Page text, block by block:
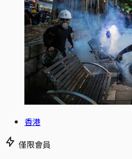
香港
僅限會員